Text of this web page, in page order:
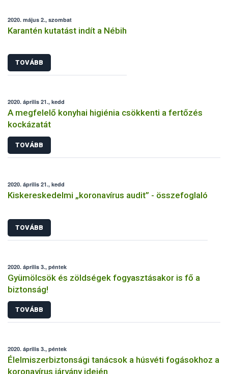
2020. május 2., szombat
Karantén kutatást indít a Nébih
TOVÁBB
2020. április 21., kedd
A megfelelő konyhai higiénia csökkenti a fertőzés
kockázatát
TOVÁBB
2020. április 21., kedd
Kiskereskedelmi „koronavírus audit” - összefoglaló
TOVÁBB
2020. április 3., péntek
Gyümölcsök és zöldségek fogyasztásakor is fő a
biztonság!
TOVÁBB
2020. április 3., péntek
Élelmiszerbiztonsági tanácsok a húsvéti fogásokhoz a
koronavírus járvány idején